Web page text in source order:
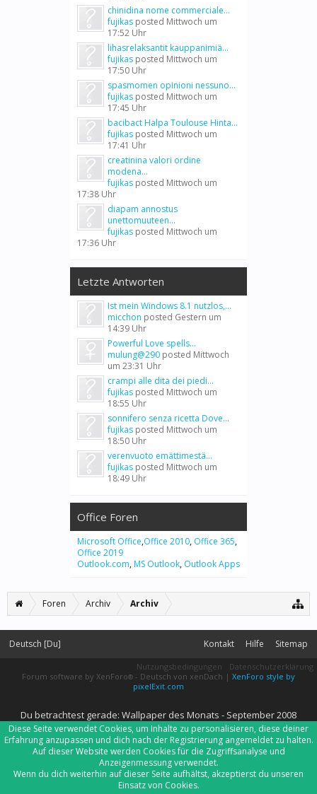
chinidina nome commerciale...
fujikas posted Mittwoch um
17:52 Uhr
lihasrelaksantit kauppanimiä...
fujikas posted Mittwoch um
17:50 Uhr
spasmomen opinioni nessuno...
fujikas posted Mittwoch um
17:45 Uhr
bacibact Halpa Toulouse Hinta...
fujikas posted Mittwoch um
17:41 Uhr
creatinina valori ordine
modena...
fujikas posted Mittwoch um
17:38 Uhr
diapam annostus
unettomuuteen...
fujikas posted Mittwoch um
17:36 Uhr
Letzte Antworten
Ist mein Windows 8.1 nutzlos,...
micchon posted Gestern um
14:39 Uhr
Powerful Love spells...
mulung@290 posted Mittwoch
um 23:31 Uhr
crampi alle dita dei piedi...
fujikas posted Mittwoch um
18:55 Uhr
sonnifero senza ricetta Dove...
fujikas posted Mittwoch um
18:50 Uhr
verenvuoto emättimestä...
fujikas posted Mittwoch um
18:49 Uhr
Office Foren
Microsoft Office,Office 2010, Office 365,
Office 2019
Outlook.com, MS Outlook, Outlook Apps
Foren Archiv Archiv
Deutsch [Du] Kontakt Hilfe Sitemap
Nutzungsbedingungen
Datenschutzerklärung
Forum software by XenForo® - Deutsch von xenDach | XenForo style by
pixelExit.com
Du betrachtest gerade: Wallpaper des Monats - September 2008
Diese Seite verwendet Cookies, um Inhalte zu personalisieren, diese deiner
Erfahrung anzupassen und dich nach der Registrierung angemeldet zu halten.
Auf dieser Website werden Cookies für die Zugriffsanalyse und
Anzeigenmessung verwendet.
Wenn du dich weiterhin auf dieser Seite aufhältst, akzeptierst du unseren
Einsatz von Cookies.